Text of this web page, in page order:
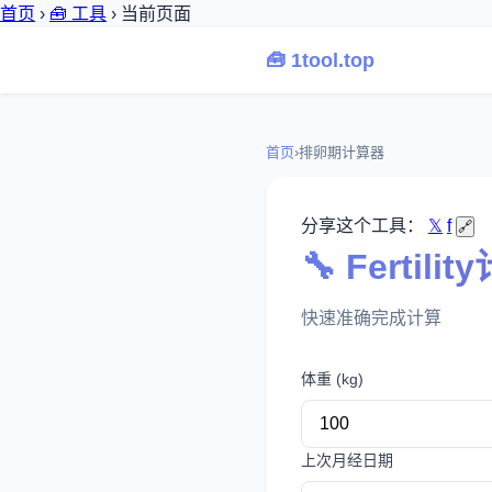
首页 › 🧰 工具 › 当前页面
🧰 1tool.top
首页›排卵期计算器
分享这个工具： 𝕏 f 🔗
🔧 Fertility
快速准确完成计算
体重 (kg)
上次月经日期